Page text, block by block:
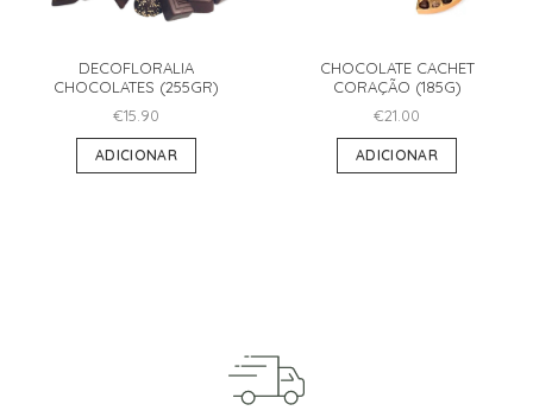
DECOFLORALIA
CHOCOLATES (255GR)
€15.90
ADICIONAR
CHOCOLATE CACHET
CORAÇÃO (185G)
€21.00
ADICIONAR